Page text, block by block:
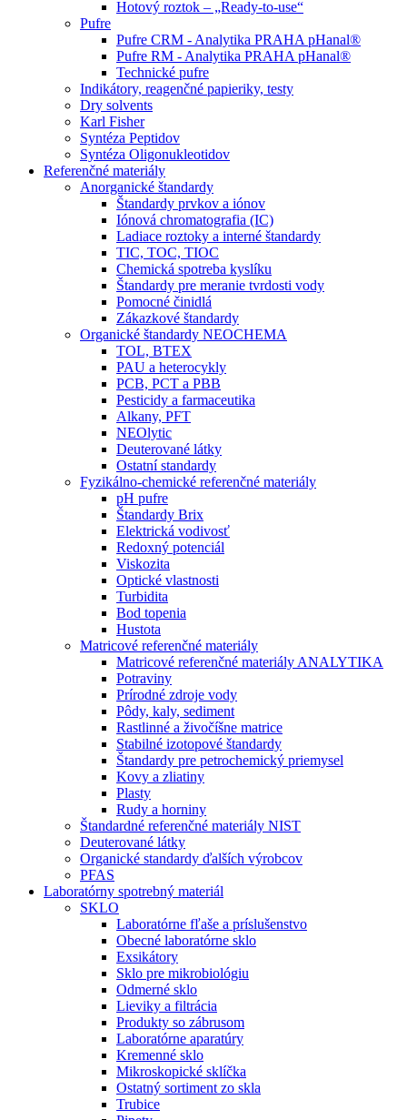
Hotový roztok – „Ready-to-use“
Pufre
Pufre CRM - Analytika PRAHA pHanal®
Pufre RM - Analytika PRAHA pHanal®
Technické pufre
Indikátory, reagenčné papieriky, testy
Dry solvents
Karl Fisher
Syntéza Peptidov
Syntéza Oligonukleotidov
Referenčné materiály
Anorganické štandardy
Štandardy prvkov a iónov
Iónová chromatografia (IC)
Ladiace roztoky a interné štandardy
TIC, TOC, TIOC
Chemická spotreba kyslíku
Štandardy pre meranie tvrdosti vody
Pomocné činidlá
Zákazkové štandardy
Organické štandardy NEOCHEMA
TOL, BTEX
PAU a heterocykly
PCB, PCT a PBB
Pesticidy a farmaceutika
Alkany, PFT
NEOlytic
Deuterované látky
Ostatní standardy
Fyzikálno-chemické referenčné materiály
pH pufre
Štandardy Brix
Elektrická vodivosť
Redoxný potenciál
Viskozita
Optické vlastnosti
Turbidita
Bod topenia
Hustota
Matricové referenčné materiály
Matricové referenčné materiály ANALYTIKA
Potraviny
Prírodné zdroje vody
Pôdy, kaly, sediment
Rastlinné a živočíšne matrice
Stabilné izotopové štandardy
Štandardy pre petrochemický priemysel
Kovy a zliatiny
Plasty
Rudy a horniny
Štandardné referenčné materiály NIST
Deuterované látky
Organické standardy ďalších výrobcov
PFAS
Laboratórny spotrebný materiál
SKLO
Laboratórne fľaše a príslušenstvo
Obecné laboratórne sklo
Exsikátory
Sklo pre mikrobiológiu
Odmerné sklo
Lieviky a filtrácia
Produkty so zábrusom
Laboratórne aparatúry
Kremenné sklo
Mikroskopické sklíčka
Ostatný sortiment zo skla
Trubice